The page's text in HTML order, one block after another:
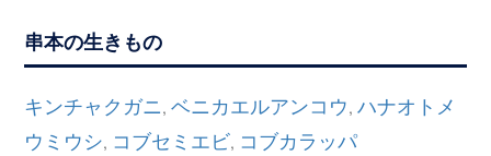
串本の生きもの
キンチャクガニ,ベニカエルアンコウ,ハナオトメ
ウミウシ, コブセミエビ, コブカラッパ